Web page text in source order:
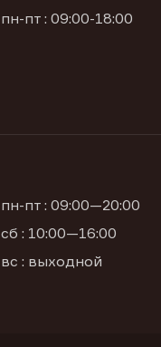
пн-пт : 09:00-18:00
пн-пт : 09:00—20:00
сб : 10:00—16:00
вс : выходной